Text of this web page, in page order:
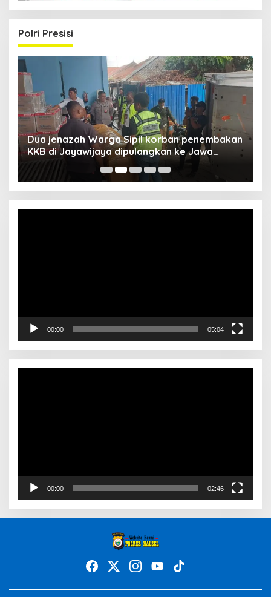
Polri Presisi
Dua jenazah Warga Sipil korban penembakan
KKB di Jayawijaya dipulangkan ke Jawa
Barat, Kaops Damai Cartenz: Kami terus buru
pelakunya
00:00 05:04
00:00 02:46